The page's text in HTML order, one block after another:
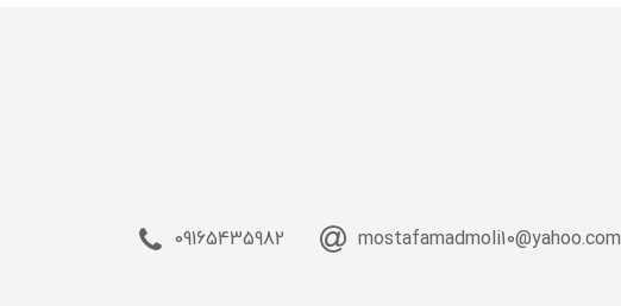
mostafamadmoli10@yahoo.com
09165435982